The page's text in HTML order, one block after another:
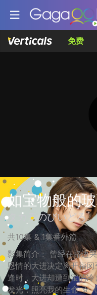
免费
如宝物般的
タカラのびいどろ
共10集 & 1集番外篇
影集简介： 曾经在路边
恩情的大进决定离开福
逢时，大进却遭到宝的
发光，照亮我的生命 ☆